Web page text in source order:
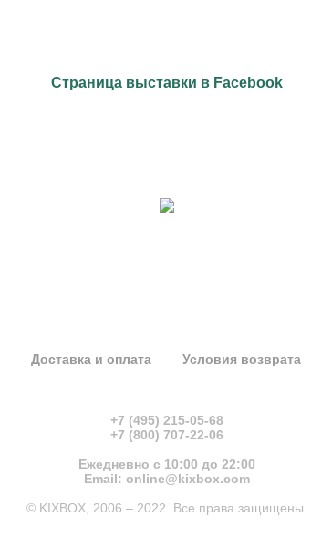
Страница выставки в Facebook
Доставка и оплата Условия возврата
+7 (495) 215-05-68
+7 (800) 707-22-06
Ежедневно с 10:00 до 22:00
Email: online@kixbox.com
© KIXBOX, 2006 – 2022. Все права защищены.